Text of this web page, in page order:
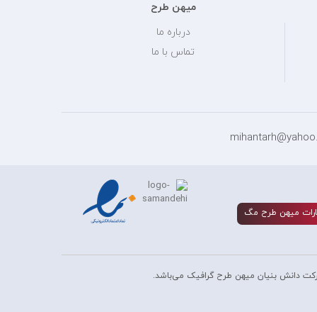
میهن طرح
درباره ما
تماس با ما
ميهن طرح مگ
دانش بنیان میهن طرح گرافیک می‌باشد.